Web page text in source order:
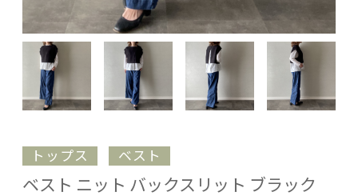
トップス ベスト
ベスト ニット バックスリット ブラック